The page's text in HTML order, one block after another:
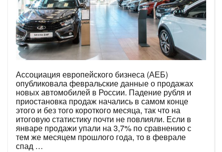
Ассоциация европейского бизнеса (АЕБ)
опубликовала февральские данные о продажах
новых автомобилей в России. Падение рубля и
приостановка продаж начались в самом конце
этого и без того короткого месяца, так что на
итоговую статистику почти не повлияли. Если в
январе продажи упали на 3,7% по сравнению с
тем же месяцем прошлого года, то в феврале
спад …